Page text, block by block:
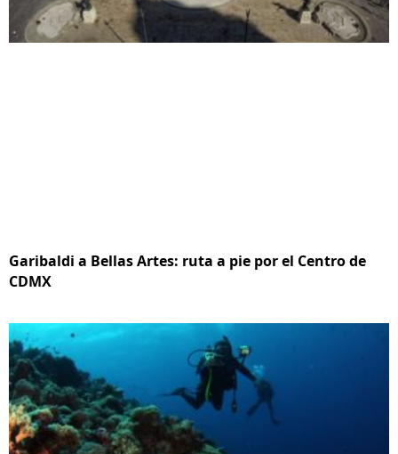
Garibaldi a Bellas Artes: ruta a pie por el Centro de
CDMX